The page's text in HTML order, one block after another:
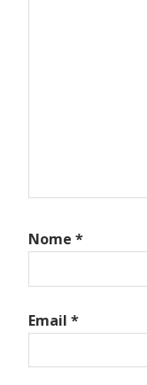
Nome *
Email *